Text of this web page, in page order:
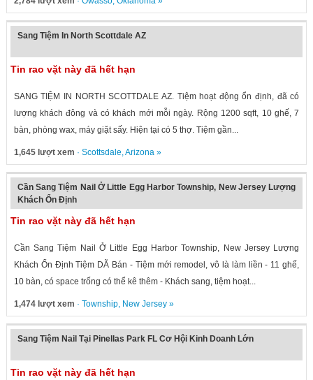
Sang Tiệm In North Scottdale AZ
Tin rao vặt này đã hết hạn
SANG TIỆM IN NORTH SCOTTDALE AZ. Tiệm hoạt động ổn định, đã có
lượng khách đông và có khách mới mỗi ngày. Rộng 1200 sqft, 10 ghế, 7
bàn, phòng wax, máy giặt sấy. Hiện tại có 5 thợ. Tiệm gần...
1,645 lượt xem · Scottsdale,Arizona»
Cần Sang Tiệm Nail Ở Little Egg Harbor Township, New Jersey Lượng
Khách Ổn Định
Tin rao vặt này đã hết hạn
Cần Sang Tiệm Nail Ở Little Egg Harbor Township, New Jersey Lượng
Khách Ổn Định Tiệm DÃ Bán - Tiệm mới remodel, vô là làm liền - 11 ghế,
10 bàn, có space trống có thể kê thêm - Khách sang, tiệm hoạt...
1,474 lượt xem · Township, New Jersey»
Sang Tiệm Nail Tại Pinellas Park FL Cơ Hội Kinh Doanh Lớn
Tin rao vặt này đã hết hạn